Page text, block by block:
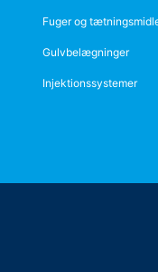
Fuger og
Gulvbelægninger
Injektionssystemer